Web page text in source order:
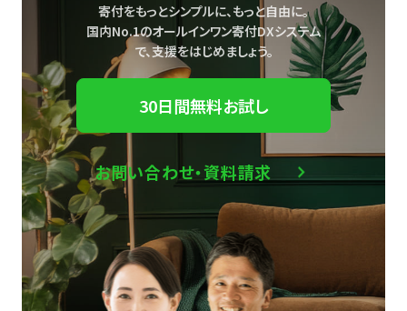
寄付をもっとシンプルに、もっと自由に。
国内No.1のオールインワン寄付DXシステム
で、支援をはじめましょう。
30日間無料お試し
お問い合わせ・資料請求